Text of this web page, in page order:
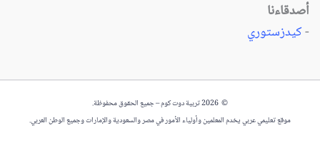
أصدقاءنا
-كيدزستوري
© 2026 تربية دوت كوم – جميع الحقوق محفوظة.
موقع تعليمي عربي يخدم المعلمين وأولياء الأمور في مصر والسعودية والإمارات وجميع الوطن العربي.